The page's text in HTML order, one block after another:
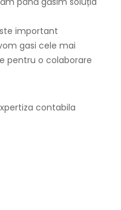
important
gasi cele mai
pentru o colaborare
contabila